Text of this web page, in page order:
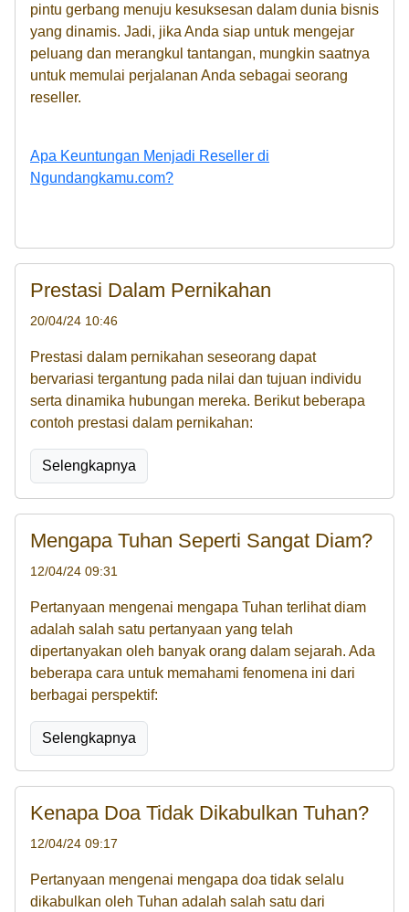
pintu gerbang menuju kesuksesan dalam dunia bisnis
yang dinamis. Jadi, jika Anda siap untuk mengejar
peluang dan merangkul tantangan, mungkin saatnya
untuk memulai perjalanan Anda sebagai seorang
reseller.
Apa Keuntungan Menjadi Reseller di
Ngundangkamu.com?
Prestasi Dalam Pernikahan
20/04/24 10:46
Prestasi dalam pernikahan seseorang dapat
bervariasi tergantung pada nilai dan tujuan individu
serta dinamika hubungan mereka. Berikut beberapa
contoh prestasi dalam pernikahan:
Selengkapnya
Mengapa Tuhan Seperti Sangat Diam?
12/04/24 09:31
Pertanyaan mengenai mengapa Tuhan terlihat diam
adalah salah satu pertanyaan yang telah
dipertanyakan oleh banyak orang dalam sejarah. Ada
beberapa cara untuk memahami fenomena ini dari
berbagai perspektif:
Selengkapnya
Kenapa Doa Tidak Dikabulkan Tuhan?
12/04/24 09:17
Pertanyaan mengenai mengapa doa tidak selalu
dikabulkan oleh Tuhan adalah salah satu dari